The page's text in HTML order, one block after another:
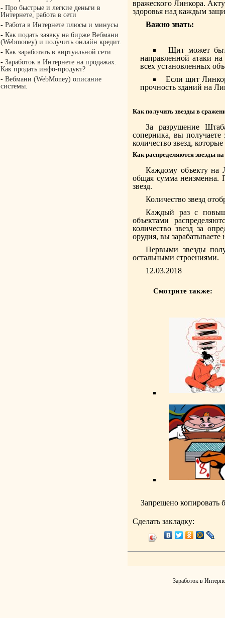
- Про быстрые и легкие деньги в
Интернете, работа в сети
- Работа в Интернете плюсы и минусы
- Как подать заявку на бирже Вебмани
(Webmoney) и получить онлайн кредит.
- Как заработать в виртуальной сети
- Заработок в Интернете на продажах.
Как продать инфо-продукт?
- Вебмани (WebMoney) описание
системы.
вражеского Линкора.
здоровья над каждым
Важно знать:
Щит может
направленной атаки
всех установленных
Если щит
прочность зданий на
Как получить звезды в
За разрушение
соперника, вы
количество звезд,
Как распределяются звезды
Каждому объекту на
общая сумма неизменна.
звезд.
Количество звезд
Каждый раз с
объектами
количество звезд за
орудия, вы зарабатываете
Первыми звезды
остальными строениями.
12.03.2018
Смотрите также:
Запрещено копировать
Сделать закладку:
Заработок в